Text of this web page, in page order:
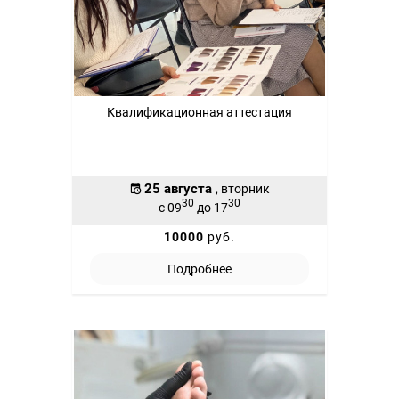
Квалификационная аттестация
25 августа , вторник
с 0930 до 1730
10000 руб.
Подробнее